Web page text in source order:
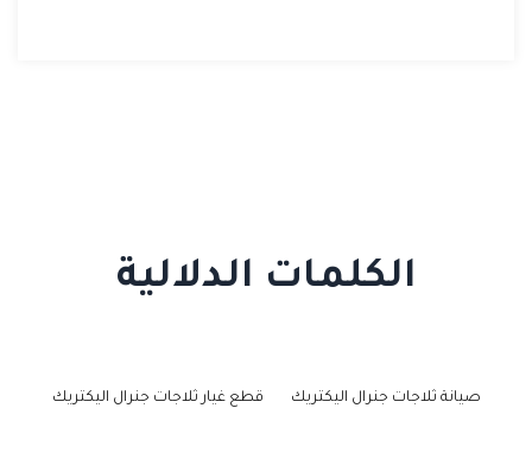
الكلمات الدلالية
صيانة ثلاجات جنرال اليكتريك قطع غيار ثلاجات جنرال اليكتريك